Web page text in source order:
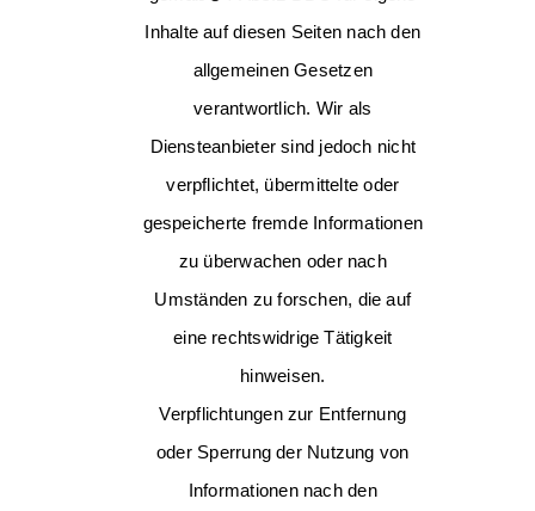
Inhalte auf diesen Seiten nach den
allgemeinen Gesetzen
verantwortlich. Wir als
Diensteanbieter sind jedoch nicht
verpflichtet, übermittelte oder
gespeicherte fremde Informationen
zu überwachen oder nach
Umständen zu forschen, die auf
eine rechtswidrige Tätigkeit
hinweisen.
Verpflichtungen zur Entfernung
oder Sperrung der Nutzung von
Informationen nach den